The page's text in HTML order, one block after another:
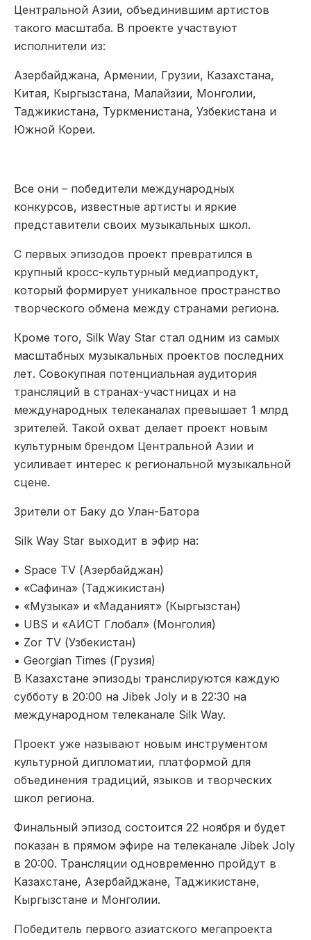
Центральной Азии, объединившим артистов
такого масштаба. В проекте участвуют
исполнители из:
Азербайджана, Армении, Грузии, Казахстана,
Китая, Кыргызстана, Малайзии, Монголии,
Таджикистана, Туркменистана, Узбекистана и
Южной Кореи.
Все они – победители международных
конкурсов, известные артисты и яркие
представители своих музыкальных школ.
С первых эпизодов проект превратился в
крупный кросс-культурный медиапродукт,
который формирует уникальное пространство
творческого обмена между странами региона.
Кроме того, Silk Way Star стал одним из самых
масштабных музыкальных проектов последних
лет. Совокупная потенциальная аудитория
трансляций в странах-участницах и на
международных телеканалах превышает 1 млрд
зрителей. Такой охват делает проект новым
культурным брендом Центральной Азии и
усиливает интерес к региональной музыкальной
сцене.
Зрители от Баку до Улан-Батора
Silk Way Star выходит в эфир на:
• Space TV (Азербайджан)
• «Сафина» (Таджикистан)
• «Музыка» и «Маданият» (Кыргызстан)
• UBS и «АИСТ Глобал» (Монголия)
• Zor TV (Узбекистан)
• Georgian Times (Грузия)
В Казахстане эпизоды транслируются каждую
субботу в 20:00 на Jibek Joly и в 22:30 на
международном телеканале Silk Way.
Проект уже называют новым инструментом
культурной дипломатии, платформой для
объединения традиций, языков и творческих
школ региона.
Финальный эпизод состоится 22 ноября и будет
показан в прямом эфире на телеканале Jibek Joly
в 20:00. Трансляции одновременно пройдут в
Казахстане, Азербайджане, Таджикистане,
Кыргызстане и Монголии.
Победитель первого азиатского мегапроекта